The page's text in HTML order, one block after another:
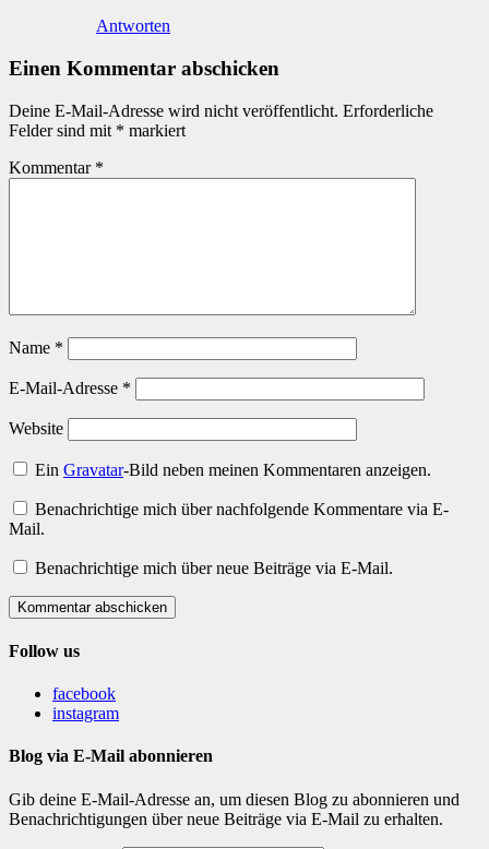
Antworten
Einen Kommentar abschicken
Deine E-Mail-Adresse wird nicht veröffentlicht. Erforderliche
Felder sind mit * markiert
Kommentar *
Name *
E-Mail-Adresse *
Website
EinGravatar-Bild neben meinen Kommentaren anzeigen.
Benachrichtige mich über nachfolgende Kommentare via E-
Mail.
Benachrichtige mich über neue Beiträge via E-Mail.
Kommentar abschicken
Follow us
facebook
instagram
Blog via E-Mail abonnieren
Gib deine E-Mail-Adresse an, um diesen Blog zu abonnieren und
Benachrichtigungen über neue Beiträge via E-Mail zu erhalten.